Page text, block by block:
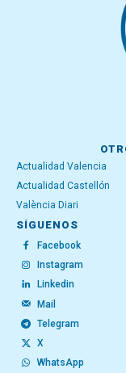
Actualidad Valencia
Actualidad Castellón
València Diari
SÍGUENOS
Facebook
Instagram
Linkedin
Mail
Telegram
X
WhatsApp